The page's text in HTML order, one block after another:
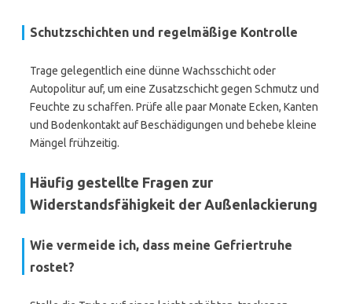
Schutzschichten und regelmäßige Kontrolle
Trage gelegentlich eine dünne Wachsschicht oder
Autopolitur auf, um eine Zusatzschicht gegen Schmutz und
Feuchte zu schaffen. Prüfe alle paar Monate Ecken, Kanten
und Bodenkontakt auf Beschädigungen und behebe kleine
Mängel frühzeitig.
Häufig gestellte Fragen zur
Widerstandsfähigkeit der Außenlackierung
Wie vermeide ich, dass meine Gefriertruhe
rostet?